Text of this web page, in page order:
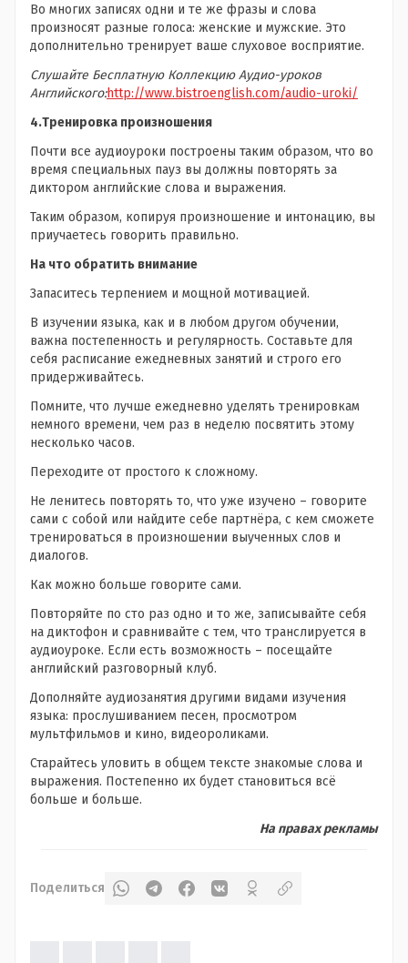
Во многих записях одни и те же фразы и слова
произносят разные голоса: женские и мужские. Это
дополнительно тренирует ваше слуховое восприятие.
Слушайте Бесплатную Коллекцию Аудио-уроков
Английского:http://www.bistroenglish.com/audio-uroki/
4.Тренировка произношения
Почти все аудиоуроки построены таким образом, что во
время специальных пауз вы должны повторять за
диктором английские слова и выражения.
Таким образом, копируя произношение и интонацию, вы
приучаетесь говорить правильно.
На что обратить внимание
Запаситесь терпением и мощной мотивацией.
В изучении языка, как и в любом другом обучении,
важна постепенность и регулярность. Составьте для
себя расписание ежедневных занятий и строго его
придерживайтесь.
Помните, что лучше ежедневно уделять тренировкам
немного времени, чем раз в неделю посвятить этому
несколько часов.
Переходите от простого к сложному.
Не ленитесь повторять то, что уже изучено – говорите
сами с собой или найдите себе партнёра, с кем сможете
тренироваться в произношении выученных слов и
диалогов.
Как можно больше говорите сами.
Повторяйте по сто раз одно и то же, записывайте себя
на диктофон и сравнивайте с тем, что транслируется в
аудиоуроке. Если есть возможность – посещайте
английский разговорный клуб.
Дополняйте аудиозанятия другими видами изучения
языка: прослушиванием песен, просмотром
мультфильмов и кино, видеороликами.
Старайтесь уловить в общем тексте знакомые слова и
выражения. Постепенно их будет становиться всё
больше и больше.
На правах рекламы
Поделиться